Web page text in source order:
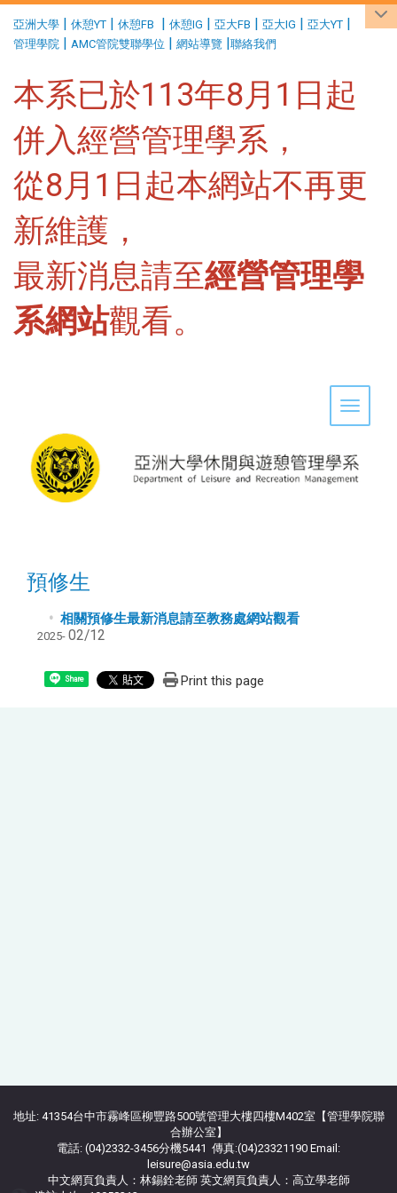
亞洲大學 | 休憩YT | 休憩FB | 休憩IG | 亞大FB | 亞大IG | 亞大YT |
管理學院 | AMC管院雙聯學位 | 網站導覽 |聯絡我們
本系已於113年8月1日起
併入經營管理學系，
從8月1日起本網站不再更
新維護，
最新消息請至經營管理學
系網站觀看。
Toggle
預修生
相關預修生最新消息請至教務處網站觀看
2025- 02/12
Share Print this page
地址: 41354台中市霧峰區柳豐路500號管理大樓四樓M402室【管理學院聯
合辦公室】
電話: (04)2332-3456分機5441 傳真:(04)23321190 Email:
leisure@asia.edu.tw
中文網頁負責人：林錫銓老師 英文網頁負責人：高立學老師